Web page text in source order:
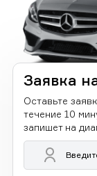
Заявка
Оставьте
течение 10
запишет на